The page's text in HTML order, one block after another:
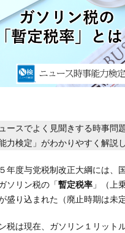
ースでよく見聞きする時事問
力検定」がわかりやすく解説し
年度与党税制改正大綱には、
ソリン税の「暫定税率 」（上
盛り込まれた（廃止時期は未定
税は現在、ガソリン１リット